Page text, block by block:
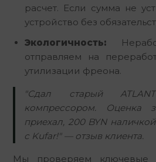
расчет. Если сумма не
устройство без
Экологичность:
отправляем на
утилизации фреона.
"Сдал старый
компрессором. Оценка
приехал, 200 BYN
с Kufar!" — отзыв клиента.
Мы проверяем ключевые